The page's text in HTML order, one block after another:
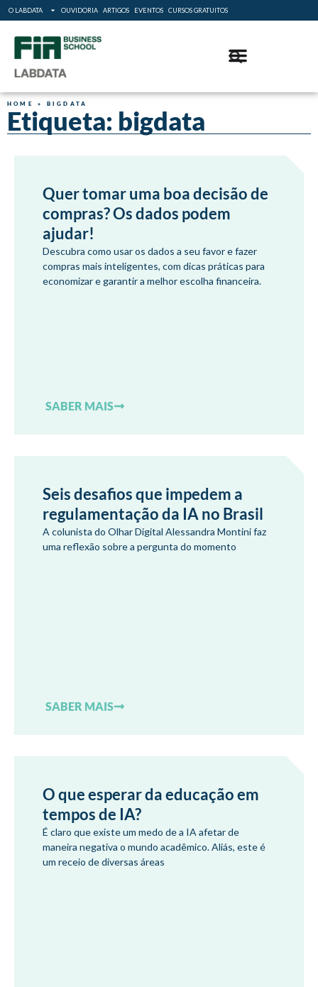
O LABDATA OUVIDORIA ARTIGOS EVENTOS CURSOS GRATUITOS
HOME » BIGDATA
Etiqueta: bigdata
Quer tomar uma boa decisão de
compras? Os dados podem
ajudar!
Descubra como usar os dados a seu favor e fazer
compras mais inteligentes, com dicas práticas para
economizar e garantir a melhor escolha financeira.
SABER MAIS
Seis desafios que impedem a
regulamentação da IA no Brasil
A colunista do Olhar Digital Alessandra Montini faz
uma reflexão sobre a pergunta do momento
SABER MAIS
O que esperar da educação em
tempos de IA?
É claro que existe um medo de a IA afetar de
maneira negativa o mundo acadêmico. Aliás, este é
um receio de diversas áreas